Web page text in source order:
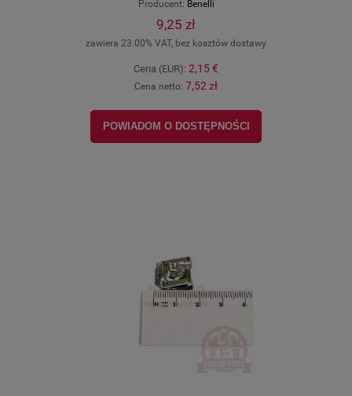
Producent: Benelli
9,25 zł
zawiera 23.00% VAT, bez kosztów dostawy
Cena (EUR): 2,15 €
Cena netto: 7,52 zł
POWIADOM O DOSTĘPNOŚCI